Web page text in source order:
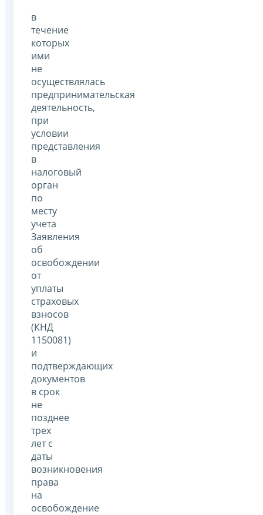
в
течение
которых
ими
не
осуществлялась
предпринимательская
деятельность,
при
условии
представления
в
налоговый
орган
по
месту
учета
Заявления
об
освобождении
от
уплаты
страховых
взносов
(КНД
1150081)
и
подтверждающих
документов
в срок
не
позднее
трех
лет с
даты
возникновения
права
на
освобождение